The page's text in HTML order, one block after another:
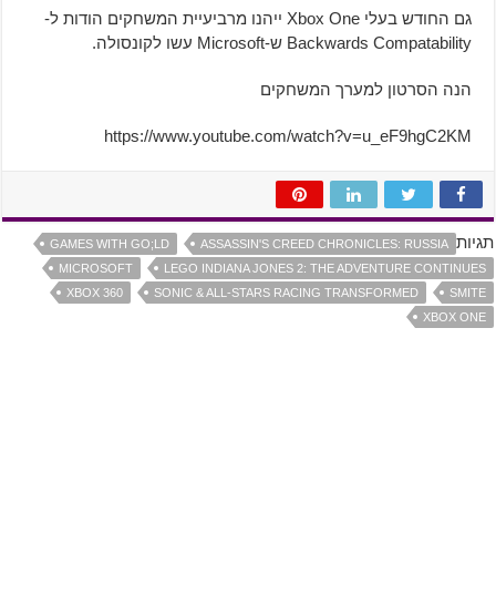
גם החודש בעלי Xbox One ייהנו מרביעיית המשחקים הודות ל-
Backwards Compatability ש-Microsoft עשו לקונסולה.
הנה הסרטון למערך המשחקים
https://www.youtube.com/watch?v=u_eF9hgC2KM
תגיות ASSASSIN'S CREED CHRONICLES: RUSSIA
GAMES WITH GO;LD
LEGO INDIANA JONES 2: THE ADVENTURE CONTINUES
MICROSOFT
SMITE
SONIC & ALL-STARS RACING TRANSFORMED
XBOX 360
XBOX ONE